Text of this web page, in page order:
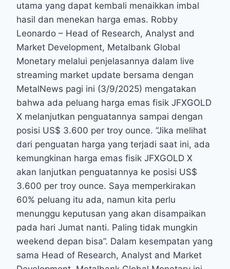
utama yang dapat kembali menaikkan imbal
hasil dan menekan harga emas. Robby
Leonardo – Head of Research, Analyst and
Market Development, Metalbank Global
Monetary melalui penjelasannya dalam live
streaming market update bersama dengan
MetalNews pagi ini (3/9/2025) mengatakan
bahwa ada peluang harga emas fisik JFXGOLD
X melanjutkan penguatannya sampai dengan
posisi US$ 3.600 per troy ounce. “Jika melihat
dari penguatan harga yang terjadi saat ini, ada
kemungkinan harga emas fisik JFXGOLD X
akan lanjutkan penguatannya ke posisi US$
3.600 per troy ounce. Saya memperkirakan
60% peluang itu ada, namun kita perlu
menunggu keputusan yang akan disampaikan
pada hari Jumat nanti. Paling tidak mungkin
weekend depan bisa”. Dalam kesempatan yang
sama Head of Research, Analyst and Market